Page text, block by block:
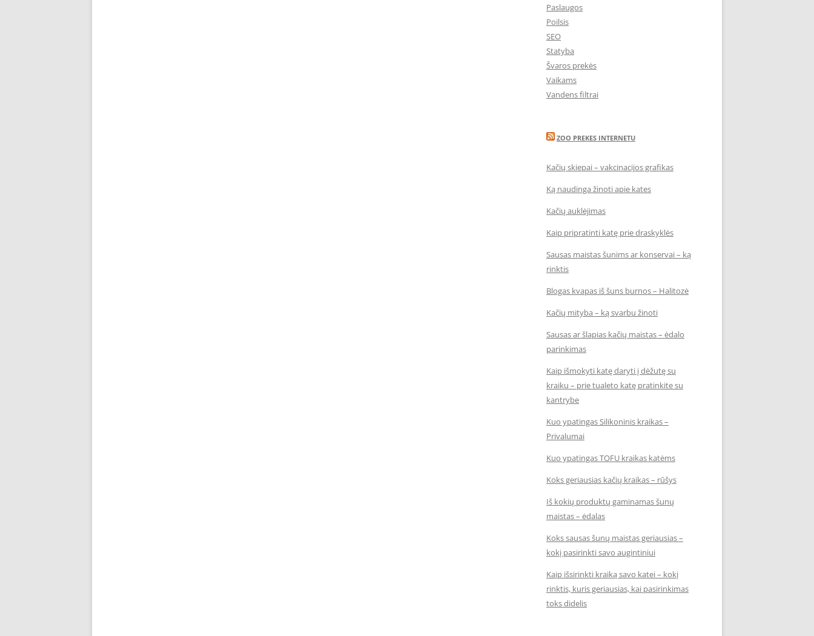
Paslaugos
Poilsis
SEO
Statyba
Švaros prekės
Vaikams
Vandens filtrai
ZOO PREKES INTERNETU
Kačių skiepai – vakcinacijos grafikas
Ką naudinga žinoti apie kates
Kačių auklėjimas
Kaip pripratinti katę prie draskyklės
Sausas maistas šunims ar konservai – ką
rinktis
Blogas kvapas iš šuns burnos – Halitozė
Kačių mityba – ką svarbu žinoti
Sausas ar šlapias kačių maistas – ėdalo
parinkimas
Kaip išmokyti katę daryti į dėžutę su
kraiku – prie tualeto katę pratinkite su
kantrybe
Kuo ypatingas Silikoninis kraikas –
Privalumai
Kuo ypatingas TOFU kraikas katėms
Koks geriausias kačių kraikas – rūšys
Iš kokių produktų gaminamas šunų
maistas – ėdalas
Koks sausas šunų maistas geriausias –
kokį pasirinkti savo augintiniui
Kaip išsirinkti kraiką savo katei – kokį
rinktis, kuris geriausias, kai pasirinkimas
toks didelis